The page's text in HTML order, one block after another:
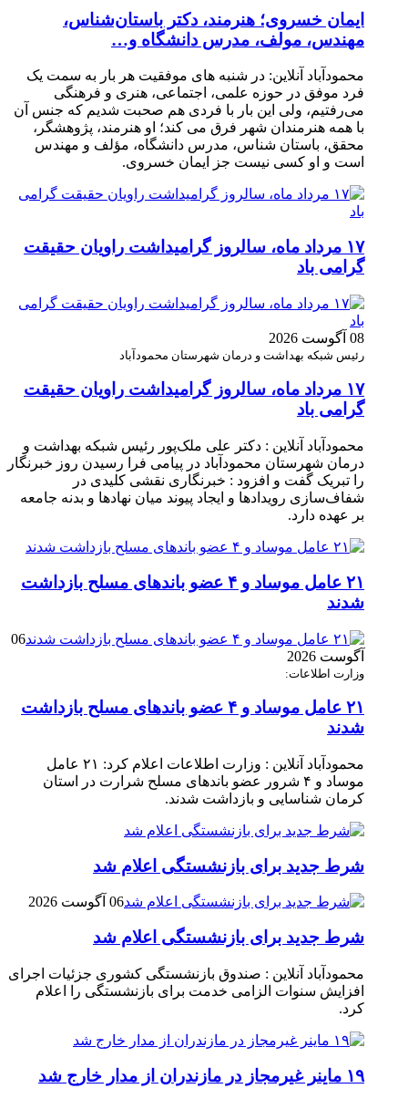
ایمان خسروی؛ هنرمند، دکتر باستان‌شناس،
مهندس، مولف، مدرس دانشگاه و…
محمودآباد آنلاین: در شنبه های موفقیت هر بار به سمت یک
فرد موفق در حوزه علمی، اجتماعی، هنری و فرهنگی
می‌رفتیم، ولی این بار با فردی هم صحبت شدیم که جنس آن
با همه هنرمندان شهر فرق می کند؛ او هنرمند، پژوهشگر،
محقق، باستان شناس، مدرس دانشگاه، مؤلف و مهندس
است و او کسی نیست جز ایمان خسروی.
۱۷ مرداد ماه، سالروز گرامیداشت راویان حقیقت
گرامی باد
08 آگوست 2026
رئیس شبکه بهداشت و درمان شهرستان محمودآباد
۱۷ مرداد ماه، سالروز گرامیداشت راویان حقیقت
گرامی باد
محمودآباد آنلاین : دکتر علی ملک‌پور رئیس شبکه بهداشت و
درمان شهرستان محمودآباد در پیامی فرا رسیدن روز خبرنگار
را تبریک گفت و افزود : خبرنگاری نقشی کلیدی در
شفاف‌سازی رویدادها و ایجاد پیوند میان نهادها و بدنه جامعه
بر عهده دارد.
۲۱ عامل موساد و ۴ عضو باند‌های مسلح بازداشت
شدند
06
آگوست 2026
وزارت اطلاعات:
۲۱ عامل موساد و ۴ عضو باند‌های مسلح بازداشت
شدند
محمودآباد آنلاین : وزارت اطلاعات اعلام کرد: ۲۱ عامل
موساد و ۴ شرور عضو باند‌های مسلح شرارت در استان
کرمان شناسایی و بازداشت شدند.
شرط جدید برای بازنشستگی اعلام شد
06 آگوست 2026
شرط جدید برای بازنشستگی اعلام شد
محمودآباد آنلاین : صندوق بازنشستگی کشوری جزئیات اجرای
افزایش سنوات الزامی خدمت برای بازنشستگی را اعلام
کرد.
۱۹ ماینر غیرمجاز در مازندران از مدار خارج شد